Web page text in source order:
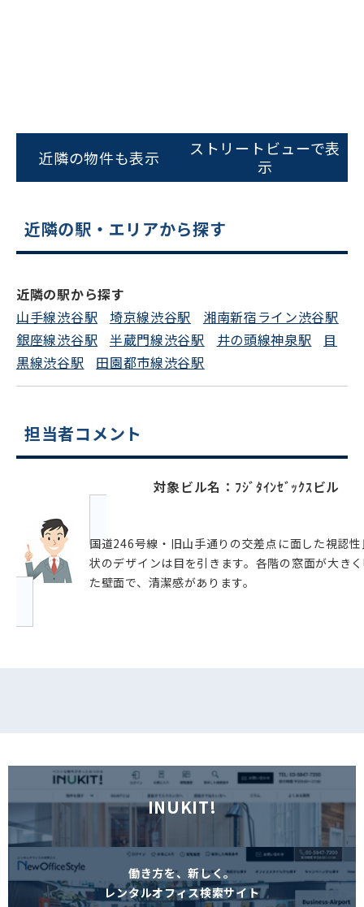
近隣の物件も表示
ストリートビューで表
示
近隣の駅・エリアから探す
近隣の駅から探す
山手線渋谷駅
埼京線渋谷駅
湘南新宿ライン渋谷駅
銀座線渋谷駅
半蔵門線渋谷駅 井の頭線神泉駅
目
黒線渋谷駅
田園都市線渋谷駅
担当者コメント
対象ビル名：ﾌｼﾞﾀｲﾝｾﾞｯｸｽビル
国道246号線・旧山手通りの交差点に面した視認
状のデザインは目を引きます。各階の窓面が大き
た壁面で、清潔感があります。
INUKIT!
働き方を、新しく。
レンタルオフィス検索サイト